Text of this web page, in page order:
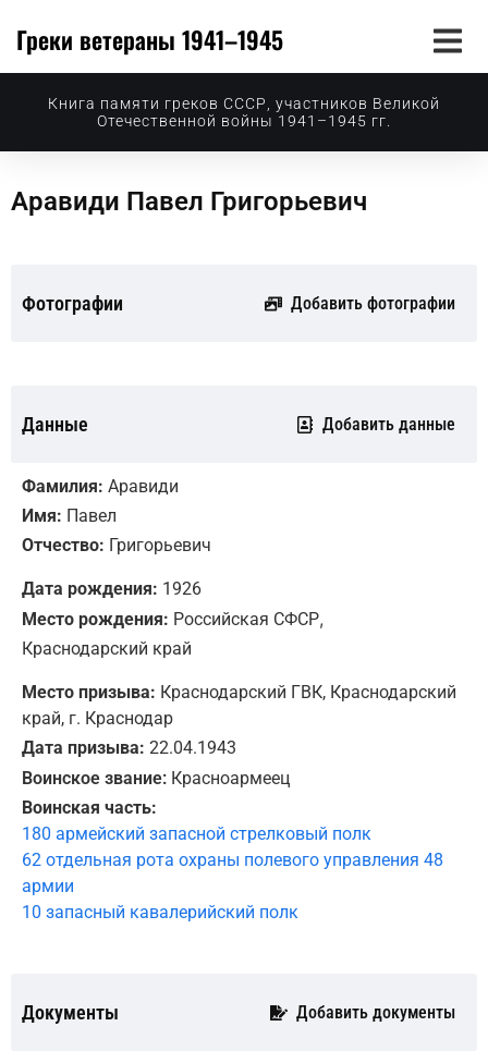
Греки ветераны 1941–1945
Книга памяти греков СССР, участников Великой
Отечественной войны 1941–1945 гг.
Аравиди Павел Григорьевич
Фотографии Добавить фотографии
Данные Добавить данные
Фамилия: Аравиди
Имя: Павел
Отчество: Григорьевич
Дата рождения: 1926
Место рождения: Российская СФСР,
Краснодарский край
Место призыва: Краснодарский ГВК, Краснодарский
край, г. Краснодар
Дата призыва: 22.04.1943
Воинское звание: Красноармеец
Воинская часть:
180 армейский запасной стрелковый полк
62 отдельная рота охраны полевого управления 48
армии
10 запасный кавалерийский полк
Документы Добавить документы